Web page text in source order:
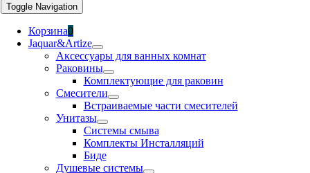
Toggle Navigation
Корзина0
Jaquar&Artize
Аксессуары для ванных комнат
Раковины
Комплектующие для раковин
Смесители
Встраиваемые части смесителей
Унитазы
Системы смыва
Комплекты Инсталляций
Биде
Душевые системы